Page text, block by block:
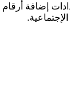
إضافة أرقام